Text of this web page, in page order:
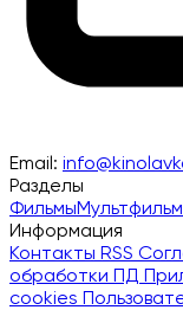
Email:
Разделы
Фильмы
Информация
Контакты RSS
обработки ПД
cookies